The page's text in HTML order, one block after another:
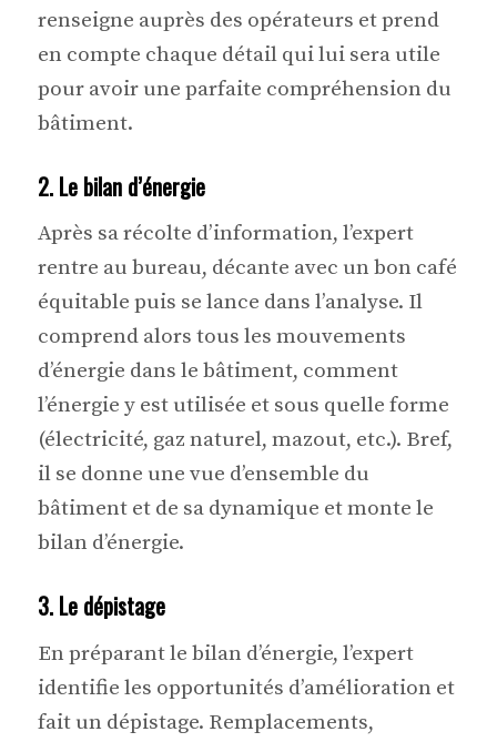
renseigne auprès des opérateurs et prend
en compte chaque détail qui lui sera utile
pour avoir une parfaite compréhension du
bâtiment.
2. Le bilan d’énergie
Après sa récolte d’information, l’expert
rentre au bureau, décante avec un bon café
équitable puis se lance dans l’analyse. Il
comprend alors tous les mouvements
d’énergie dans le bâtiment, comment
l’énergie y est utilisée et sous quelle forme
(électricité, gaz naturel, mazout, etc.). Bref,
il se donne une vue d’ensemble du
bâtiment et de sa dynamique et monte le
bilan d’énergie.
3. Le dépistage
En préparant le bilan d’énergie, l’expert
identifie les opportunités d’amélioration et
fait un dépistage. Remplacements,